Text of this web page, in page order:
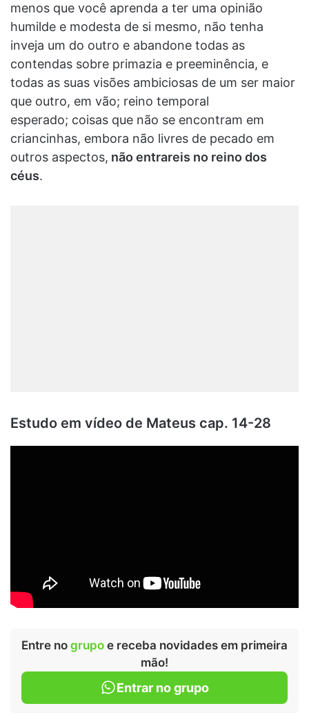
menos que você aprenda a ter uma opinião
humilde e modesta de si mesmo, não tenha
inveja um do outro e abandone todas as
contendas sobre primazia e preeminência, e
todas as suas visões ambiciosas de um ser maior
que outro, em vão; reino temporal
esperado; coisas que não se encontram em
criancinhas, embora não livres de pecado em
outros aspectos, não entrareis no reino dos
céus.
Estudo em vídeo de Mateus cap. 14-28
Entre no grupo e receba novidades em primeira
mão!
Entrar no grupo